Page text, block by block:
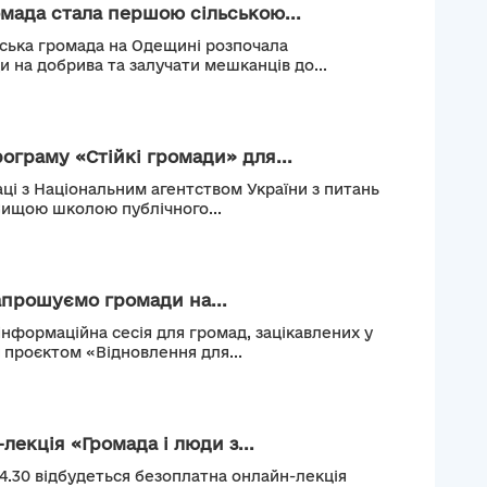
стала першою сільською...
громада на Одещині розпочала
на добрива та залучати мешканців до...
«Стійкі громади» для...
з Національним агентством України з питань
школою публічного...
громади на...
сесія для громад, зацікавлених у
проєктом «Відновлення для...
«Громада і люди з...
відбудеться безоплатна онлайн-лекція